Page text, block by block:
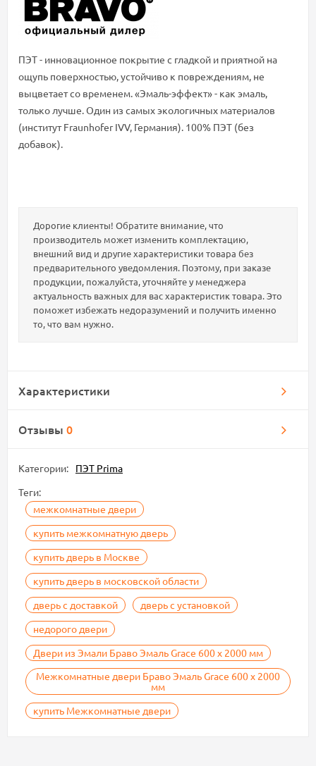
ПЭТ - инновационное покрытие c гладкой и приятной на
ощупь поверхностью, устойчиво к повреждениям, не
выцветает со временем. «Эмаль-эффект» - как эмаль,
только лучше. Один из самых экологичных материалов
(институт Fraunhofer IVV, Германия). 100% ПЭТ (без
добавок).
Дорогие клиенты! Обратите внимание, что
производитель может изменить комплектацию,
внешний вид и другие характеристики товара без
предварительного уведомления. Поэтому, при заказе
продукции, пожалуйста, уточняйте у менеджера
актуальность важных для вас характеристик товара. Это
поможет избежать недоразумений и получить именно
то, что вам нужно.
Характеристики
Отзывы 0
Категории:
ПЭТ Prima
Теги:
межкомнатные двери
купить межкомнатную дверь
купить дверь в Москве
купить дверь в московской области
дверь с доставкой
дверь с установкой
недорого двери
Двери из Эмали Браво Эмаль Grace 600 х 2000 мм
Межкомнатные двери Браво Эмаль Grace 600 х 2000
мм
купить Межкомнатные двери